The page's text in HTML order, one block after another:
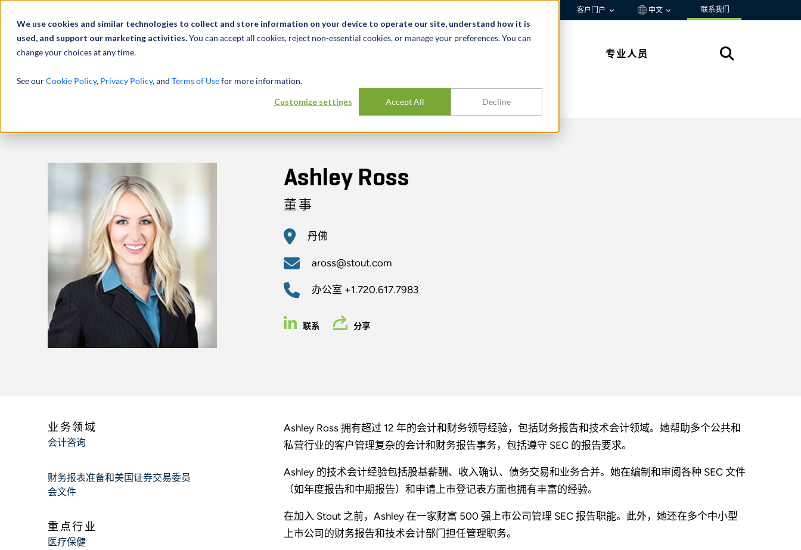
We use cookies and similar technologies to collect and store information on your device to operate our site, understand how it is
used, and support our marketing activities.You can accept all cookies, reject non-essential cookies, or manage your preferences. You can
change your choices at any time.
See ourCookie Policy, Privacy Policy, and Terms of Usefor more information.
Customize settings Accept All Decline
客户门户 中文 联系我们
专业人员
Ashley Ross
董事
丹佛
aross@stout.com
办公室 +1.720.617.7983
联系 分享
Ashley Ross 拥有超过 12 年的会计和财务领导经验，包括财务报告和技术会计领域。她帮助多个公共和
私营行业的客户管理复杂的会计和财务报告事务，包括遵守 SEC 的报告要求。
Ashley 的技术会计经验包括股基薪酬、收入确认、债务交易和业务合并。她在编制和审阅各种 SEC 文件
（如年度报告和中期报告）和申请上市登记表方面也拥有丰富的经验。
在加入 Stout 之前，Ashley 在一家财富 500 强上市公司管理 SEC 报告职能。此外，她还在多个中小型
上市公司的财务报告和技术会计部门担任管理职务。
业务领域
会计咨询
财务报表准备和美国证券交易委员
会文件
重点行业
医疗保健